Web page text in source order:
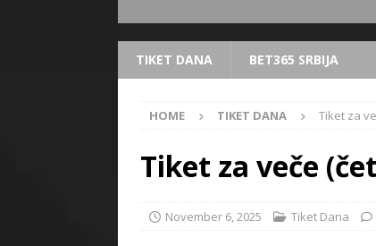
TIKET DANA BET365 SRBIJA
HOME TIKET DANA Tiket za
Tiket za veče
November 6, 2025 Tiket Dana